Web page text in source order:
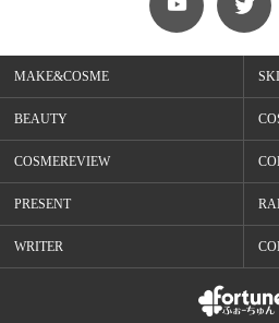
MAKE&COSME
BEAUTY
COSMEREVIEW
PRESENT
WRITER